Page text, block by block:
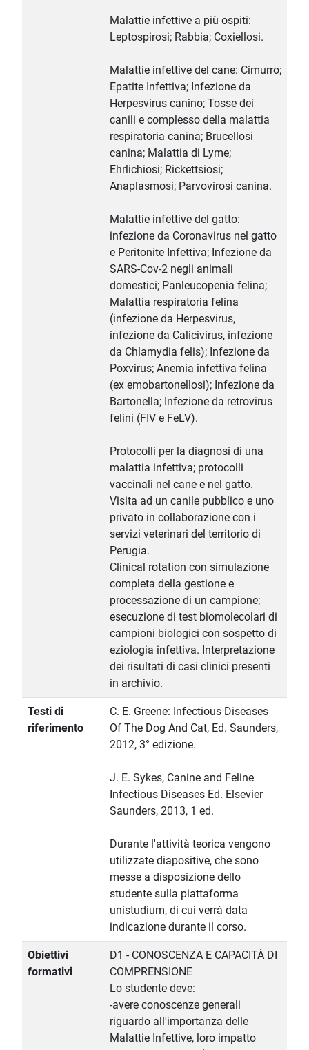
Malattie infettive a più ospiti:
Leptospirosi; Rabbia; Coxiellosi.
Malattie infettive del cane: Cimurro;
Epatite Infettiva; Infezione da
Herpesvirus canino; Tosse dei
canili e complesso della malattia
respiratoria canina; Brucellosi
canina; Malattia di Lyme;
Ehrlichiosi; Rickettsiosi;
Anaplasmosi; Parvovirosi canina.
Malattie infettive del gatto:
infezione da Coronavirus nel gatto
e Peritonite Infettiva; Infezione da
SARS-Cov-2 negli animali
domestici; Panleucopenia felina;
Malattia respiratoria felina
(infezione da Herpesvirus,
infezione da Calicivirus, infezione
da Chlamydia felis); Infezione da
Poxvirus; Anemia infettiva felina
(ex emobartonellosi); Infezione da
Bartonella; Infezione da retrovirus
felini (FIV e FeLV).
Protocolli per la diagnosi di una
malattia infettiva; protocolli
vaccinali nel cane e nel gatto.
Visita ad un canile pubblico e uno
privato in collaborazione con i
servizi veterinari del territorio di
Perugia.
Clinical rotation con simulazione
completa della gestione e
processazione di un campione;
esecuzione di test biomolecolari di
campioni biologici con sospetto di
eziologia infettiva. Interpretazione
dei risultati di casi clinici presenti
in archivio.
Testi di
riferimento
C. E. Greene: Infectious Diseases
Of The Dog And Cat, Ed. Saunders,
2012, 3° edizione.
J. E. Sykes, Canine and Feline
Infectious Diseases Ed. Elsevier
Saunders, 2013, 1 ed.
Durante l'attività teorica vengono
utilizzate diapositive, che sono
messe a disposizione dello
studente sulla piattaforma
unistudium, di cui verrà data
indicazione durante il corso.
Obiettivi
formativi
D1 - CONOSCENZA E CAPACITÀ DI
COMPRENSIONE
Lo studente deve:
-avere conoscenze generali
riguardo all'importanza delle
Malattie Infettive, loro impatto